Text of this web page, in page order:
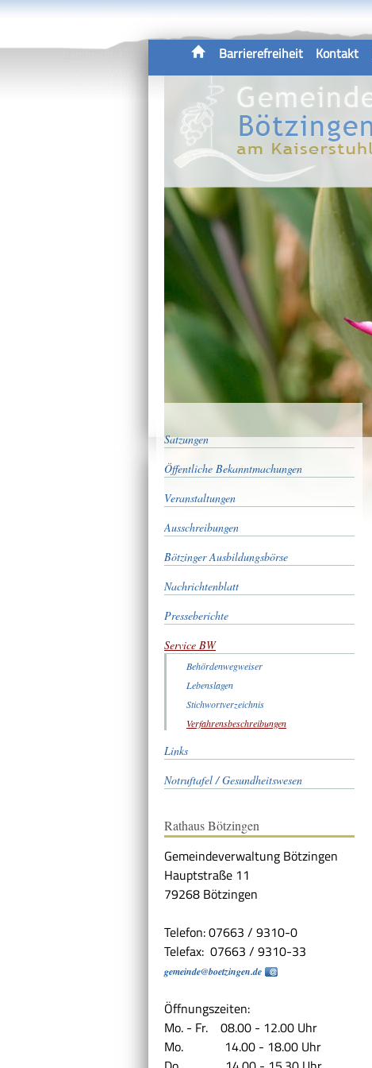
Barrierefreiheit Kontakt
Satzungen
Öffentliche Bekanntmachungen
Veranstaltungen
Ausschreibungen
Bötzinger Ausbildungsbörse
Nachrichtenblatt
Presseberichte
Service BW
Behördenwegweiser
Lebenslagen
Stichwortverzeichnis
Verfahrensbeschreibungen
Links
Notruftafel / Gesundheitswesen
Rathaus Bötzingen
Gemeindeverwaltung Bötzingen
Hauptstraße 11
79268 Bötzingen
Telefon: 07663 / 9310-0
Telefax: 07663 / 9310-33
gemeinde@boetzingen.de
Öffnungszeiten:
Mo. - Fr. 08.00 - 12.00 Uhr
Mo. 14.00 - 18.00 Uhr